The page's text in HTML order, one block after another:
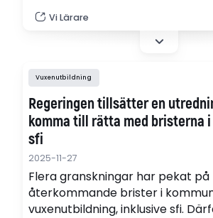
Vi Lärare
Vuxenutbildning
Regeringen tillsätter en
komma till rätta med bristerna
sfi
2025-11-27
Flera granskningar har pekat på
återkommande brister i
vuxenutbildning, inklusive sfi.